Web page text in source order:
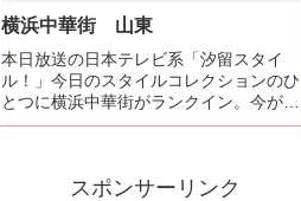
横浜中華街 山東
本日放送の日本テレビ系「汐留スタイ
ル！」今日のスタイルコレクションのひ
とつに横浜中華街がランクイン。今が時
期の上海蟹がメインでしたが、その中で
期だけの裏メニューに「鰻の...
スポンサーリンク